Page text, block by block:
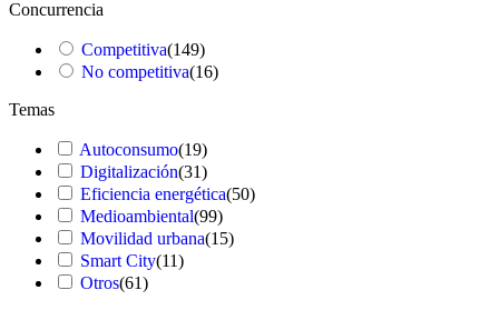
Concurrencia
Competitiva(149)
No competitiva(16)
Temas
Autoconsumo(19)
Digitalización(31)
Eficiencia energética(50)
Medioambiental(99)
Movilidad urbana(15)
Smart City(11)
Otros(61)